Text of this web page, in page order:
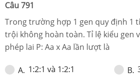
Câu 791
Trong trường hợp 1 gen quy định 1
trội không hoàn toàn. Tỉ lệ kiểu gen
phép lai P: Aa x Aa lần lượt là
A. 1:2:1 và 1:2:1 B.